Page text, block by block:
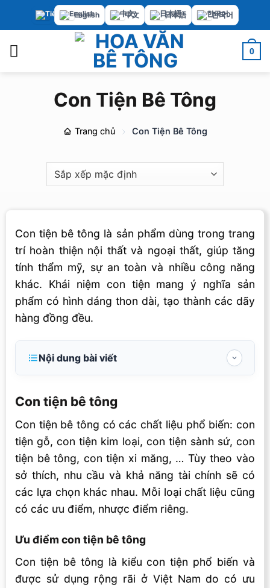
dung
English 中文 日本語 한국어
0
Con Tiện Bê Tông
Trang chủ Con Tiện Bê Tông
Con tiện bê tông là sản phẩm dùng trong trang
trí hoàn thiện nội thất và ngoại thất, giúp tăng
tính thẩm mỹ, sự an toàn và nhiều công năng
khác. Khái niệm con tiện mang ý nghĩa sản
phẩm có hình dáng thon dài, tạo thành các dãy
hàng đồng đều.
Nội dung bài viết
Ưu điểm con tiện bê tông
Con tiện bê tông
Con tiện bê tông có các chất liệu phổ biến: con
tiện gỗ, con tiện kim loại, con tiện sành sứ, con
tiện bê tông, con tiện xi măng, … Tùy theo vào
sở thích, nhu cầu và khả năng tài chính sẽ có
các lựa chọn khác nhau. Mỗi loại chất liệu cũng
có các ưu điểm, nhược điểm riêng.
Ưu điểm con tiện bê tông
Con tiện bê tông là kiểu con tiện phổ biến và
được sử dụng rộng rãi ở Việt Nam do có ưu